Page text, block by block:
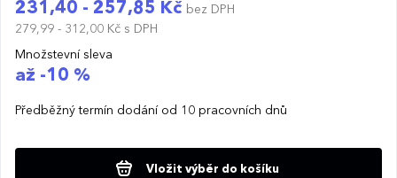
231,40 - 257,85 Kč bez DPH
279,99 - 312,00 Kč s DPH
Množstevní sleva
až -10 %
Předběžný termín dodání od 10 pracovních dnů
Vložit výběr do košíku